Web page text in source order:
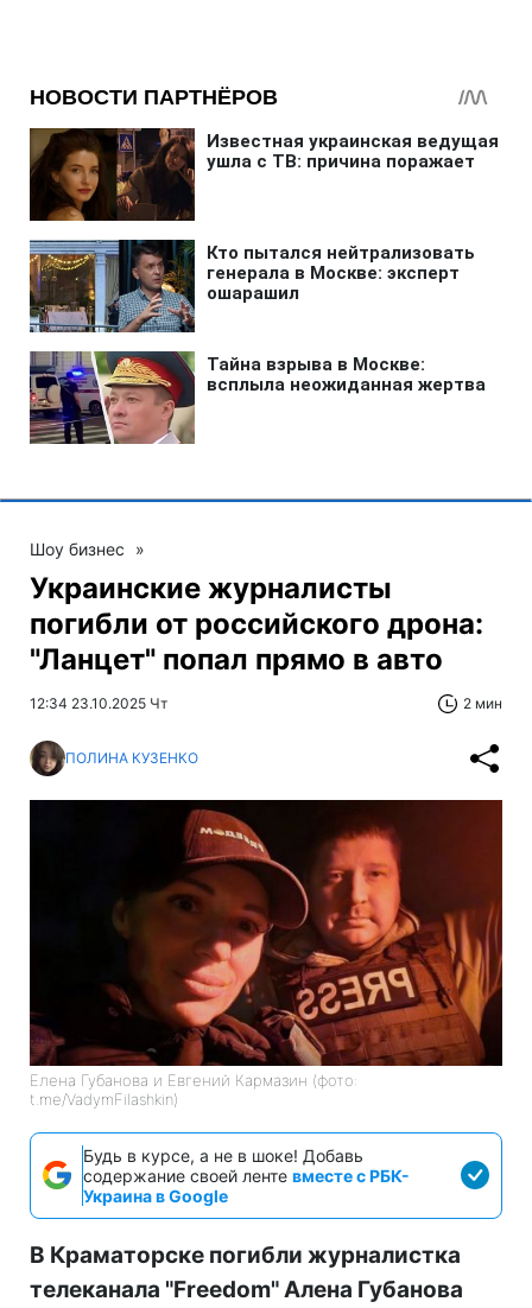
Шоу бизнес »
Украинские журналисты
погибли от российского дрона:
"Ланцет" попал прямо в авто
12:34 23.10.2025 Чт 2 мин
ПОЛИНА КУЗЕНКО
Елена Губанова и Евгений Кармазин (фото:
t.me/VadymFilashkin)
Будь в курсе, а не в шоке! Добавь
содержание своей ленте вместе с РБК-
Украина в Google
В Краматорске погибли журналистка
телеканала "Freedom" Алена Губанова